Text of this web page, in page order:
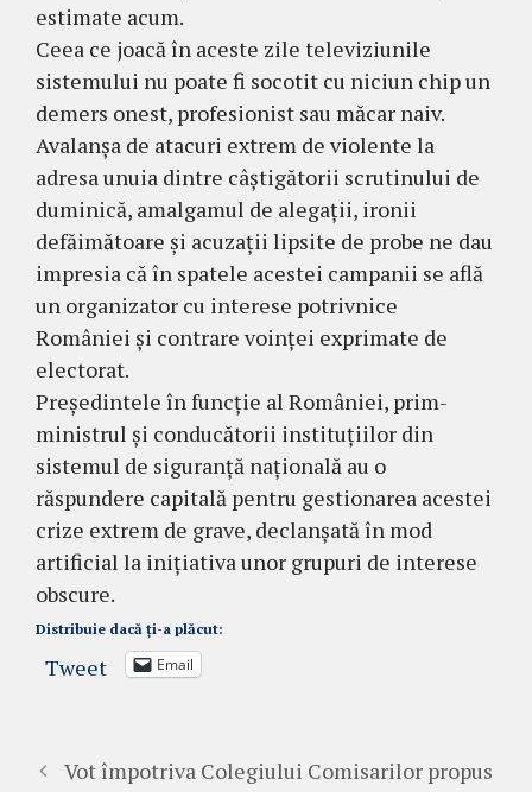
estimate acum.
Ceea ce joacă în aceste zile televiziunile
sistemului nu poate fi socotit cu niciun chip un
demers onest, profesionist sau măcar naiv.
Avalanșa de atacuri extrem de violente la
adresa unuia dintre câștigătorii scrutinului de
duminică, amalgamul de alegații, ironii
defăimătoare și acuzații lipsite de probe ne dau
impresia că în spatele acestei campanii se află
un organizator cu interese potrivnice
României și contrare voinței exprimate de
electorat.
Președintele în funcție al României, prim-
ministrul și conducătorii instituțiilor din
sistemul de siguranță națională au o
răspundere capitală pentru gestionarea acestei
crize extrem de grave, declanșată în mod
artificial la inițiativa unor grupuri de interese
obscure.
Distribuie dacă ți-a plăcut:
Tweet Email
Vot împotriva Colegiului Comisarilor propus